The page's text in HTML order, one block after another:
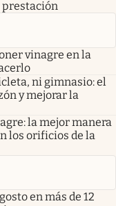
prestación
vinagre en la
ni gimnasio: el
y mejorar la
la mejor manera
los orificios de la
en más de 12